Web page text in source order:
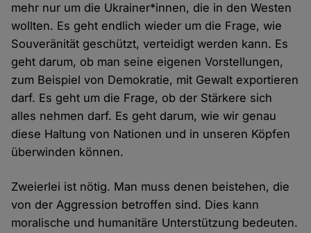
mehr nur um die Ukrainer*innen, die in den Westen
wollten. Es geht endlich wieder um die Frage, wie
Souveränität geschützt, verteidigt werden kann. Es
geht darum, ob man seine eigenen Vorstellungen,
zum Beispiel von Demokratie, mit Gewalt exportieren
darf. Es geht um die Frage, ob der Stärkere sich
alles nehmen darf. Es geht darum, wie wir genau
diese Haltung von Nationen und in unseren Köpfen
überwinden können.
Zweierlei ist nötig. Man muss denen beistehen, die
von der Aggression betroffen sind. Dies kann
moralische und humanitäre Unterstützung bedeuten.